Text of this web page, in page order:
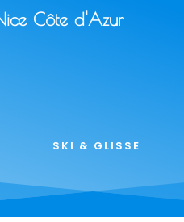
Côte d'Azur
SKI & GLISSE